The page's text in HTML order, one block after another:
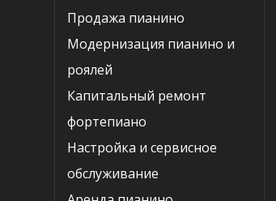
Продажа пианино
Модернизация пианино и
роялей
Капитальный ремонт
фортепиано
Настройка и сервисное
обслуживание